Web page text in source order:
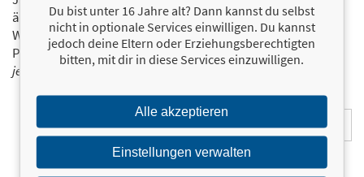
ähnliche Produkte informiert werden.
Wir halten Sie per E-Mail auf dem aktuellen Stand über das
Programm der Münchner Verlagsgruppe.Tragen Sie sich
jetzt ein!
E-Mail-Adresse:
Du bist unter 16 Jahre alt? Dann kannst du selbst
nicht in optionale Services einwilligen. Du kannst
jedoch deine Eltern oder Erziehungsberechtigten
bitten, mit dir in diese Services einzuwilligen.
Alle akzeptieren
Einstellungen verwalten